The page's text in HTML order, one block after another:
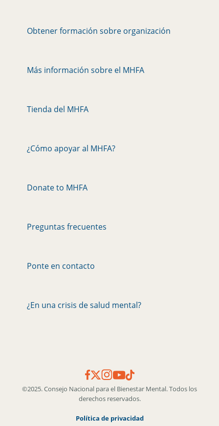
Obtener formación sobre organización
Más información sobre el MHFA
Tienda del MHFA
¿Cómo apoyar al MHFA?
Donate to MHFA
Preguntas frecuentes
Ponte en contacto
¿En una crisis de salud mental?
©2025. Consejo Nacional para el Bienestar Mental. Todos los
derechos reservados.
Política de privacidad